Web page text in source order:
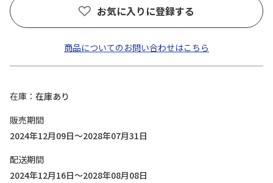
お気に入りに登録する
商品についてのお問い合わせはこちら
在庫
在庫あり
販売期間
2024年12月09日～2028年07月31日
配送期間
2024年12月16日～2028年08月08日